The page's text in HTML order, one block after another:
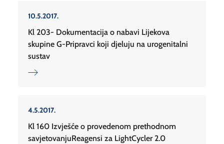
10.5.2017.
Kl 203- Dokumentacija o nabavi Lijekova
skupine G-Pripravci koji djeluju na urogenitalni
sustav
4.5.2017.
Kl 160 Izvješće o provedenom prethodnom
savjetovanjuReagensi za LightCycler 2.0